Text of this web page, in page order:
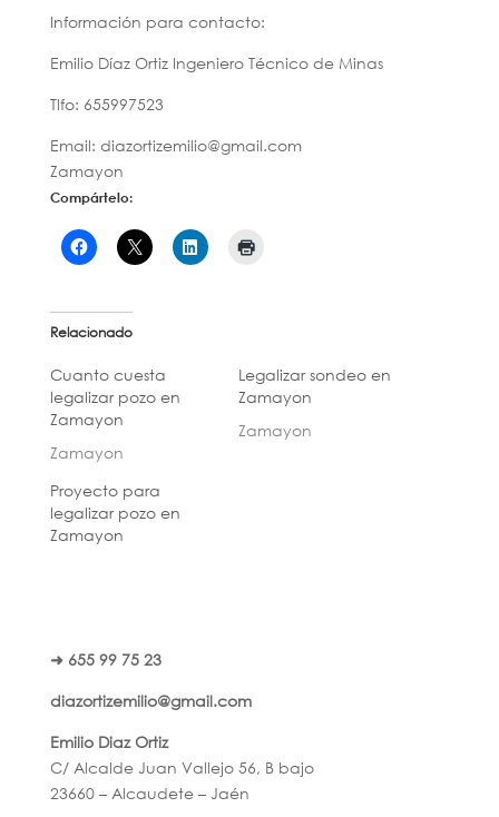
Información para contacto:
Emilio Díaz Ortiz Ingeniero Técnico de Minas
Tlfo: 655997523
Email: diazortizemilio@gmail.com
Zamayon
Compártelo:
Relacionado
Cuanto cuesta
legalizar pozo en
Zamayon
Zamayon
Legalizar sondeo en
Zamayon
Zamayon
Proyecto para
legalizar pozo en
Zamayon
➜ 655 99 75 23
diazortizemilio@gmail.com
Emilio Diaz Ortiz
C/ Alcalde Juan Vallejo 56, B bajo
23660 – Alcaudete – Jaén